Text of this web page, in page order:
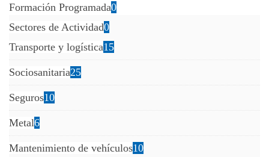
Formación Programada0
Sectores de Actividad0
Transporte y logística15
Sociosanitaria25
Seguros10
Metal6
Mantenimiento de vehículos10